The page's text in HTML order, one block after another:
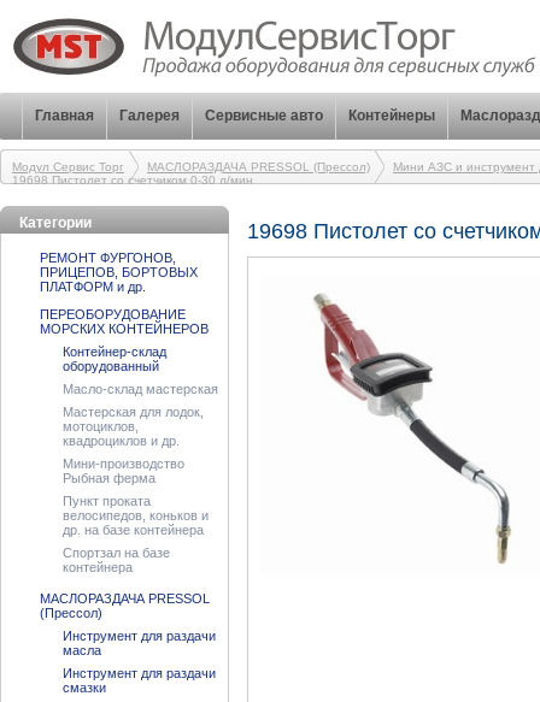
Контейнеры
Сервисные авто
Галерея
Главная
Модул Сервис Торг МАСЛОРАЗДАЧА PRESSOL (Прессол)
Мини АЗС и инструмент
19698 Пистолет со счетчиком 0-30 л/мин
19698 Пистолет со
Категории
РЕМОНТ ФУРГОНОВ,
ПРИЦЕПОВ, БОРТОВЫХ
ПЛАТФОРМ и др.
ПЕРЕОБОРУДОВАНИЕ
МОРСКИХ КОНТЕЙНЕРОВ
Контейнер-склад
оборудованный
Масло-склад мастерская
Мастерская для лодок,
мотоциклов,
квадроциклов и др.
Мини-производство
Рыбная ферма
Пункт проката
велосипедов, коньков и
др. на базе контейнера
Спортзал на базе
контейнера
МАСЛОРАЗДАЧА PRESSOL
(Прессол)
Инструмент для раздачи
масла
Инструмент для раздачи
смазки